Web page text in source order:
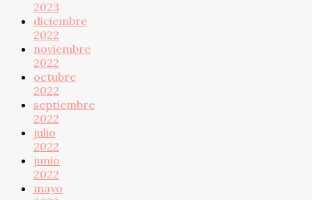
2023
diciembre
2022
noviembre
2022
octubre
2022
septiembre
2022
julio
2022
junio
2022
mayo